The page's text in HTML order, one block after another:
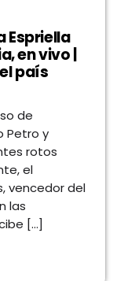
Espriella
en vivo |
país
de
Petro y
rotos
el
vencedor del
las
[…]